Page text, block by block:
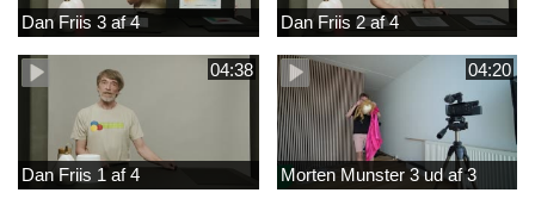
Dan Friis 3 af 4 Dan Friis 2 af 4
04:38
Dan Friis 1 af 4
04:20
Morten Munster 3 ud af 3